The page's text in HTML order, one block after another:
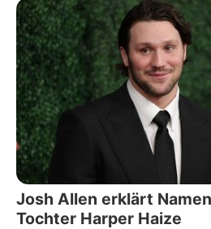
Josh Allen erklärt
Tochter Harper Haize